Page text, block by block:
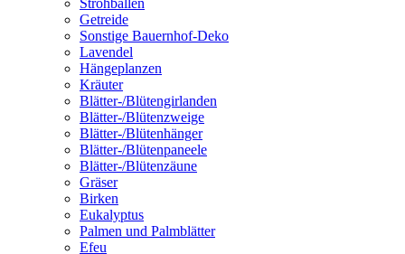
Getreide
Sonstige Bauernhof-Deko
Lavendel
Hängeplanzen
Kräuter
Blätter-/Blütengirlanden
Blätter-/Blütenzweige
Blätter-/Blütenhänger
Blätter-/Blütenpaneele
Blätter-/Blütenzäune
Gräser
Birken
Eukalyptus
Palmen und Palmblätter
Efeu